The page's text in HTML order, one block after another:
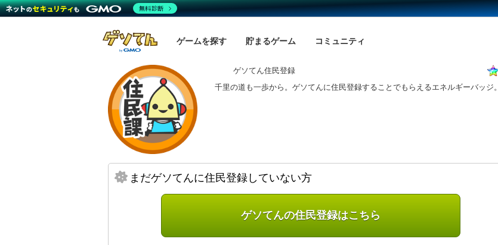
ゲームを探す 貯まるゲーム コミュニティ
ゲソてん住民登録
千里の道も一歩から。ゲソてんに住民登録することでもらえるエネルギーバッジ。
まだゲソてんに住民登録していない方
ゲソてんの住民登録はこちら
無料診断